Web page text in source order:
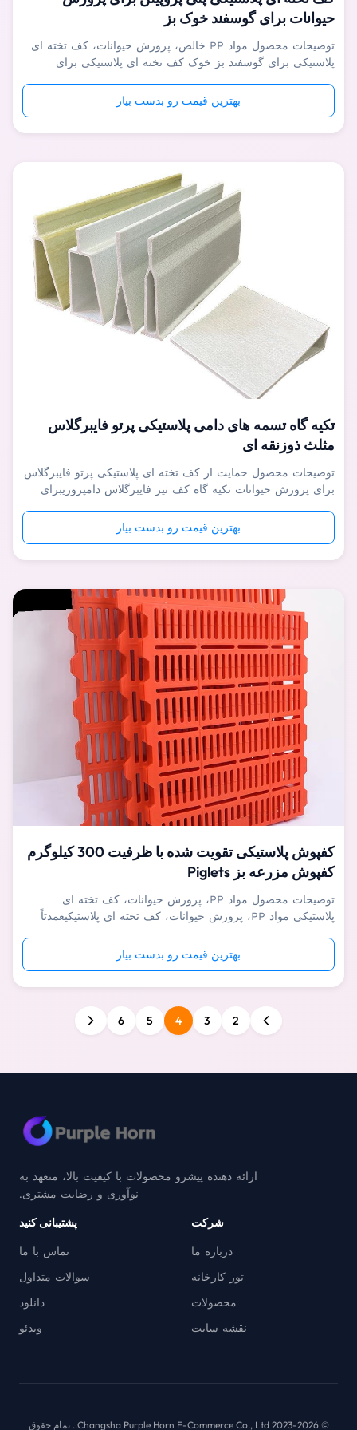
حیوانات برای گوسفند خوک بز
توضیحات محصول مواد PP خالص، پرورش حیوانات، کف تخته ای
پلاستیکی برای گوسفند بز خوک کف تخته ای پلاستیکی برای
برای دام هایی مانند خوکچه ها و خوک های پرستاری استفاده می
شود و همچنین می تواند در مزرعه گوسفند و بز استفاده
بهترین قیمت رو بدست بیار
تکیه گاه تسمه های دامی پلاستیکی پرتو فایبرگلاس
مثلث ذوزنقه ای
توضیحات محصول حمایت از کف تخته ای پلاستیکی پرتو فایبرگلاس
برای پرورش حیوانات تکیه گاه کف تیر فایبرگلاس دامپروریبرای
شود.این یک ماده کامپوزیت ساخته شده از رزین گرما سخت و
الیاف شیشه است، مقاومت بالا در برابر حلال هایی مانند اسیدها،
بهترین قیمت رو بدست بیار
کفپوش پلاستیکی تقویت شده با ظرفیت 300 کیلوگرم
کفپوش مزرعه بز Piglets
توضیحات محصول مواد PP، پرورش حیوانات، کف تخته ای
پلاستیکی مواد PP، پرورش حیوانات، کف تخته ای پلاستیکیعمدتاً
شود و همچنین می تواند در مزرعه گوسفند و بز استفاده
شود.علاوه بر این، کف پلاستیکی تقویت شده را می توان برای
بهترین قیمت رو بدست بیار
2
3
4
5
6
ارائه دهنده پیشرو محصولات با کیفیت بالا، متعهد به
نوآوری و رضایت مشتری.
شرکت
درباره ما
تور کارخانه
محصولات
نقشه سایت
پشتیبانی کنید
تماس با ما
سوالات متداول
دانلود
ویدئو
© 2023-2026 Changsha Purple Horn E-Commerce Co., Ltd.. تمام حقوق